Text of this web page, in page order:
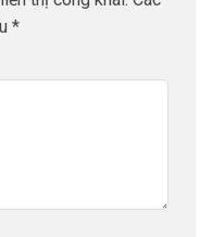
*